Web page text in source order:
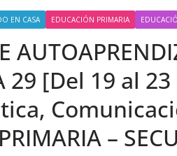
EN CASA EDUCACIÓN PRIMARIA
29 [Del 19 al
–